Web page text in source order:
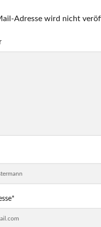
Adresse wird nicht